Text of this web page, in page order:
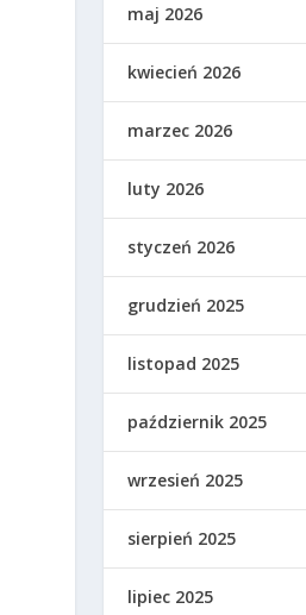
maj 2026
kwiecień 2026
marzec 2026
luty 2026
styczeń 2026
grudzień 2025
listopad 2025
październik 2025
wrzesień 2025
sierpień 2025
lipiec 2025